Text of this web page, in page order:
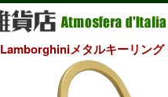
Lamborghiniメタルキーリング